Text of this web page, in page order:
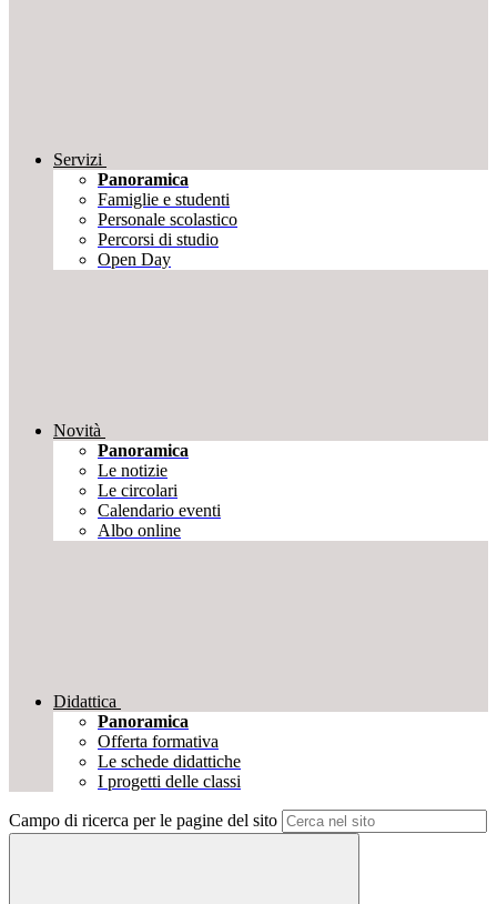
Servizi
Panoramica
Famiglie e studenti
Personale scolastico
Percorsi di studio
Open Day
Novità
Panoramica
Le notizie
Le circolari
Calendario eventi
Albo online
Didattica
Panoramica
Offerta formativa
Le schede didattiche
I progetti delle classi
Campo di ricerca per le pagine del sito